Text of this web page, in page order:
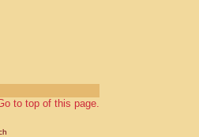
to top of this page.